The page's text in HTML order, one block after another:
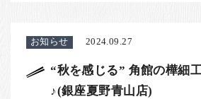
お知らせ 2024.09.27
“秋を感じる” 角館の樺細
♪(銀座夏野青山店)